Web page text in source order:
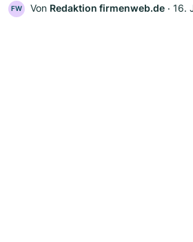
FW Von Redaktion firmenweb.de ‧ 16.